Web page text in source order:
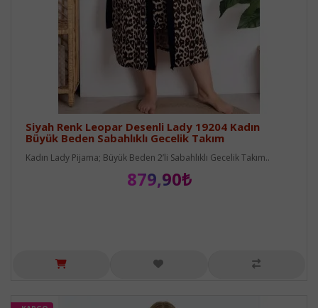
Siyah Renk Leopar Desenli Lady 19204 Kadın
Büyük Beden Sabahlıklı Gecelik Takım
Kadın Lady Pijama; Büyük Beden 2’li Sabahlıklı Gecelik Takım..
879,90₺